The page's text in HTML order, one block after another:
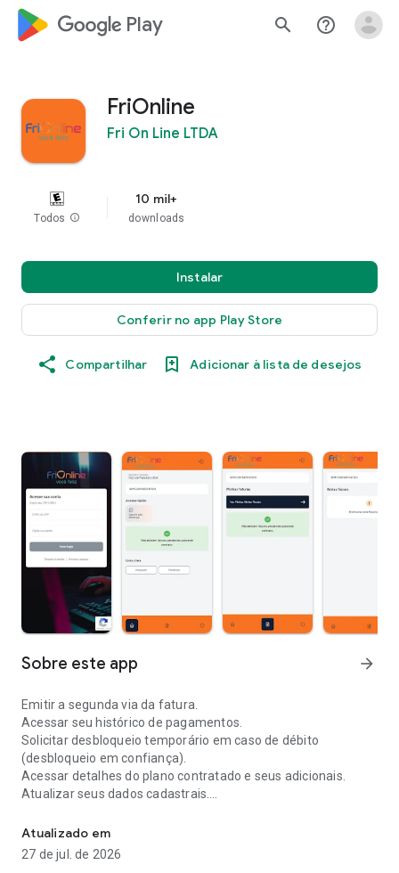
google_logo Play search help_outline
FriOnline
Fri On Line LTDA
Todos info
10 mil+
downloads
Instalar
Conferir no app Play Store
Compartilhar Adicionar à lista de desejos
Sobre este app arrow_forward
Emitir a segunda via da fatura.
Acessar seu histórico de pagamentos.
Solicitar desbloqueio temporário em caso de débito
(desbloqueio em confiança).
Acessar detalhes do plano contratado e seus adicionais.
Atualizar seus dados cadastrais.
Nosso compromisso é continuar inovando e adicionando
novas funcionalidades ao aplicativo, incluindo dicas,
Atualizado em
27 de jul. de 2026